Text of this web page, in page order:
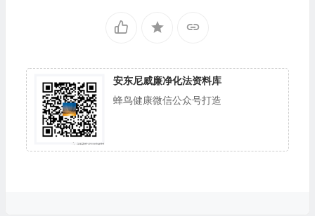
安东尼威廉净化法资料库
蜂鸟健康微信公众号打造